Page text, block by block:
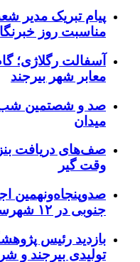
پیام تبریک مدیر
مناسبت روز
آسفالت رگلاژی؛
معابر شهر بیرجند
صد و شصتمین شب؛
میدان
صف‌های دریافت
وقت گیر
صدوپنجاه‌ونهمین
جنوبی در ۱۲ شهرستان برگزار شد
بازدید رئیس
تولیدی بیرجند و